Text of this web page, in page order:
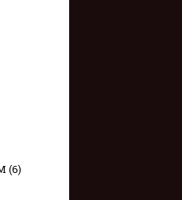
(6)